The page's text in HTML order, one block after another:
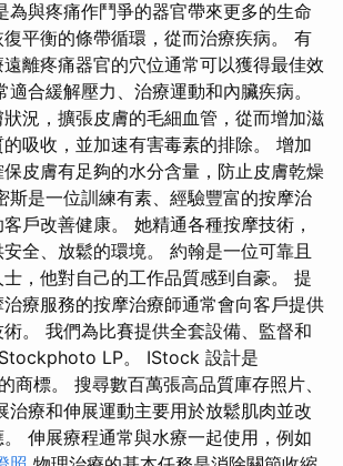
為與疼痛作鬥爭的器官帶來更多的生命
平衡的條帶循環，從而治療疾病。 有
離疼痛器官的穴位通常可以獲得最佳效
合緩解壓力、治療運動和內臟疾病。
況，擴張皮膚的毛細血管，從而增加滋
吸收，並加速有害毒素的排除。 增加
皮膚有足夠的水分含量，防止皮膚乾燥
斯是一位訓練有素、經驗豐富的按摩治
戶改善健康。 她精通各種按摩技術，
全、放鬆的環境。 約翰是一位可靠且
，他對自己的工作品質感到自豪。 提
療服務的按摩治療師通常會向客戶提供
。 我們為比賽提供全套設備、監督和
LP。 IStock 設計是
標。 搜尋數百萬張高品質庫存照片、
治療和伸展運動主要用於放鬆肌肉並改
伸展療程通常與水療一起使用，例如